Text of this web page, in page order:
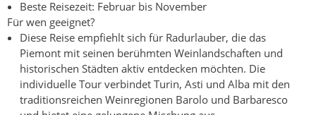
Beste Reisezeit: Februar bis November
Für wen geeignet?
Diese Reise empfiehlt sich für Radurlauber, die das
Piemont mit seinen berühmten Weinlandschaften und
historischen Städten aktiv entdecken möchten. Die
individuelle Tour verbindet Turin, Asti und Alba mit den
traditionsreichen Weinregionen Barolo und Barbaresco